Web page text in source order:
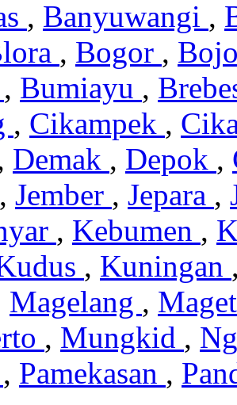
, Banyuwangi ,
, Bogor ,
, Bumiayu ,
, Cikampek ,
Demak , Depok ,
, Jember , Jepara ,
, Kebumen ,
, Kuningan
Magelang ,
, Mungkid ,
, Pamekasan ,